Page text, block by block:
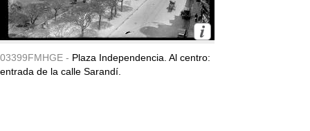
03399FMHGE - Plaza Independencia. Al centro:
entrada de la calle Sarandí.